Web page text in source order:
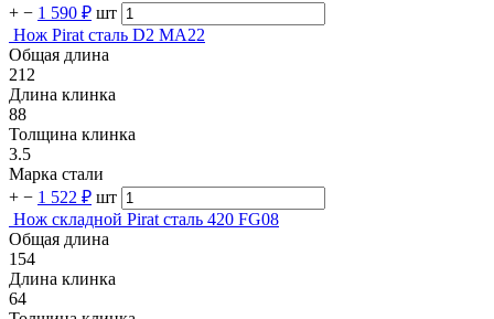
+ − 1 590 ₽ шт
Нож Pirat сталь D2 MA22
Общая длина
212
Длина клинка
88
Толщина клинка
3.5
Марка стали
+ − 1 522 ₽ шт
Нож складной Pirat сталь 420 FG08
Общая длина
154
Длина клинка
64